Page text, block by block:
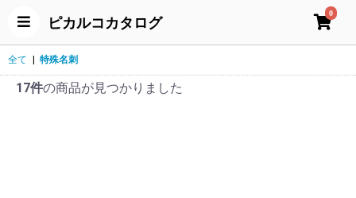
ピカルコカタログ
0
全て 特殊名刺
17件の商品が見つかりました